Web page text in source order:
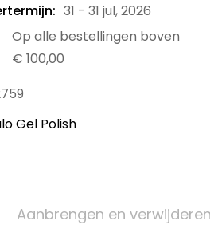
31 - 31 jul, 2026
Op alle bestellingen boven
€ 100,00
Gel Polish
Aanbrengen en verwijderen